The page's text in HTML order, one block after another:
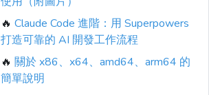
🔥 Claude Code 進階：用 Superpowers
打造可靠的 AI 開發工作流程
🔥 關於 x86、x64、amd64、arm64 的
簡單說明